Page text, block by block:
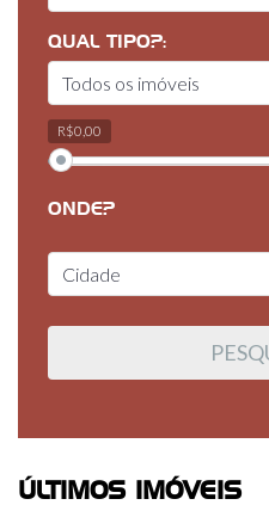
QUAL TIPO?:
R$0,00
ONDE?
ÚLTIMOS IMÓVEIS